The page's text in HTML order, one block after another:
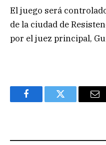
El juego será
de la ciudad de
por el juez principal,
FacebookTwitter